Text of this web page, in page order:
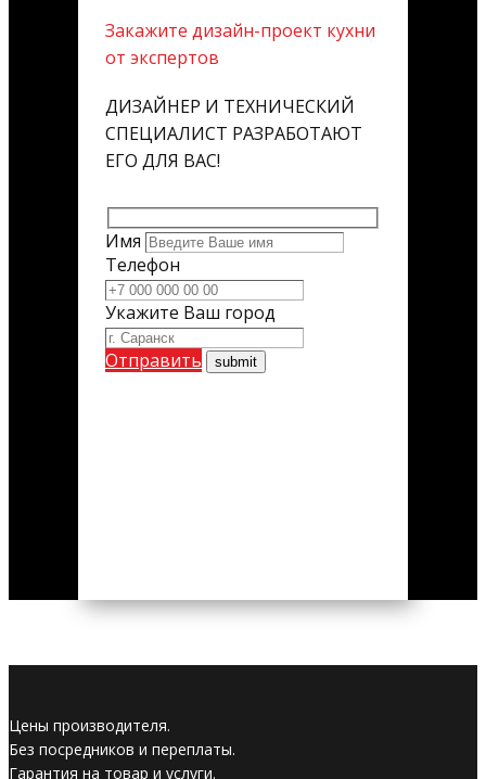
Закажите дизайн-проект кухни
от экспертов
ДИЗАЙНЕР И ТЕХНИЧЕСКИЙ
СПЕЦИАЛИСТ РАЗРАБОТАЮТ
ЕГО ДЛЯ ВАС!
Имя
Телефон
Укажите Ваш город
Отправить
Цены производителя.
Без посредников и переплаты.
Гарантия на товар и услуги.